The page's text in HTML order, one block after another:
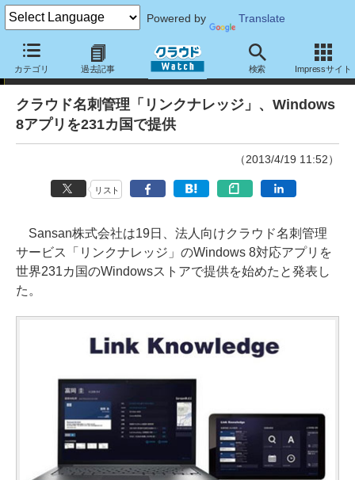
Powered by Translate
カテゴリ 過去記事 検索 Impressサイト
ニュース
クラウド名刺管理「リンクナレッジ」、Windows
8アプリを231カ国で提供
（2013/4/19 11:52）
リスト
Sansan株式会社は19日、法人向けクラウド名刺管理
サービス「リンクナレッジ」のWindows 8対応アプリを
世界231カ国のWindowsストアで提供を始めたと発表し
た。